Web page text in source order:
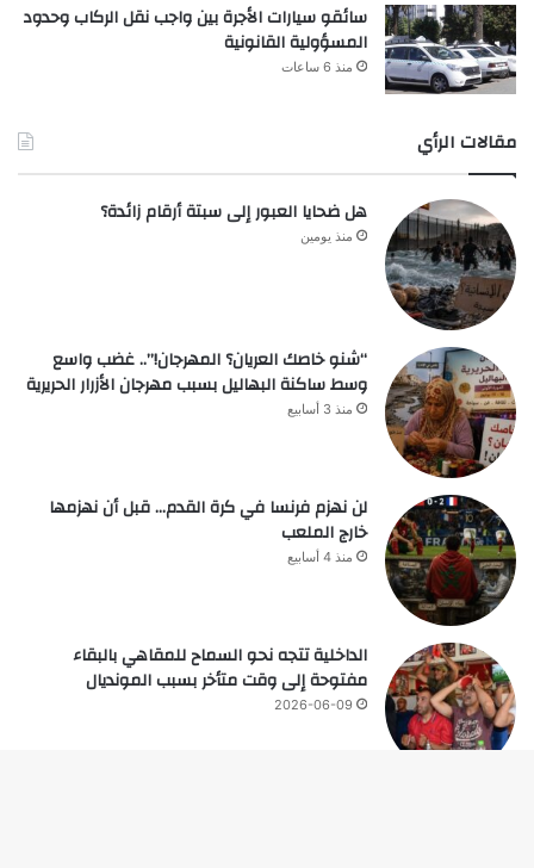
سائقو سيارات الأجرة بين واجب نقل الركاب وحدود
المسؤولية القانونية
منذ 6 ساعات
مقالات الرأي
هل ضحايا العبور إلى سبتة أرقام زائدة؟
منذ يومين
“شنو خاصك العريان؟ المهرجان!”.. غضب واسع
وسط ساكنة البهاليل بسبب مهرجان الأزرار الحريرية
منذ 3 أسابيع
لن نهزم فرنسا في كرة القدم… قبل أن نهزمها
خارج الملعب
منذ 4 أسابيع
الداخلية تتجه نحو السماح للمقاهي بالبقاء
مفتوحة إلى وقت متأخر بسبب المونديال
2026-06-09